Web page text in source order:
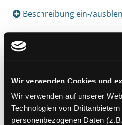
Wir verwenden Cookies und
Wir verwenden auf unserer
Technologien von
personenbezogenen Daten
Beschreibung ein-/
Exemplare
Zweigstelle: Nord -
Signatur:ER.W HUN